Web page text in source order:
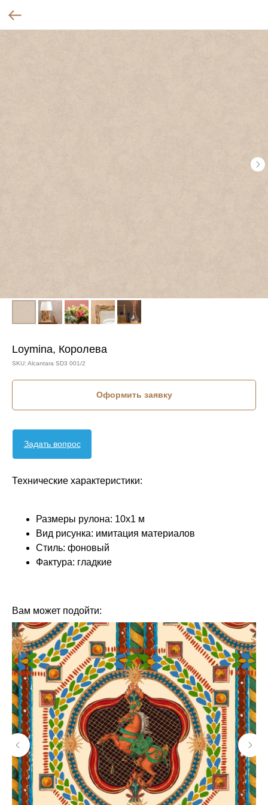
Loymina, Королева
SKU: Alcantara SD3 001/2
Оформить заявку
Задать вопрос
Технические характеристики:
Размеры рулона: 10х1 м
Вид рисунка: имитация материалов
Стиль: фоновый
Фактура: гладкие
Вам может подойти: